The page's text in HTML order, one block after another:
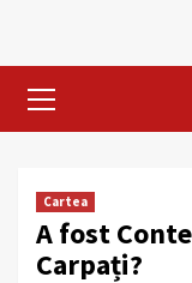
Menu
Cartea
A fost
Carpați?